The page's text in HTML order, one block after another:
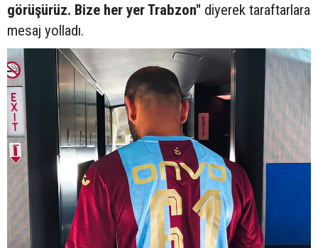
görüşürüz. Bize her yer Trabzon" diyerek taraftarlara
mesaj yolladı.